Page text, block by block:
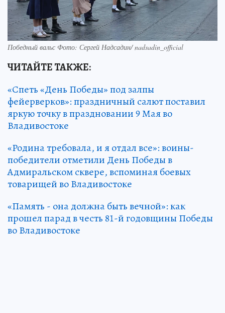
Победный вальс Фото: Сергей Надсадин/ nadsadin_official
ЧИТАЙТЕ ТАКЖЕ:
«Спеть «День Победы» под залпы
фейерверков»: праздничный салют поставил
яркую точку в праздновании 9 Мая во
Владивостоке
«Родина требовала, и я отдал все»: воины-
победители отметили День Победы в
Адмиральском сквере, вспоминая боевых
товарищей во Владивостоке
«Память - она должна быть вечной»: как
прошел парад в честь 81-й годовщины Победы
во Владивостоке